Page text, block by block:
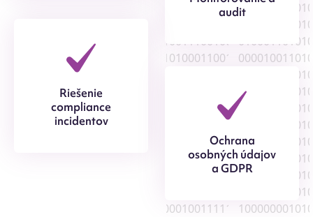
audit
Riešenie
compliance
incidentov
Ochrana
osobných údajov
a GDPR